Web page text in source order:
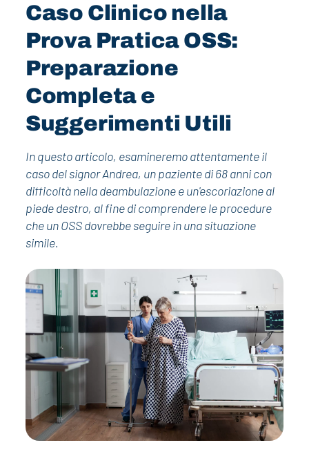
Caso Clinico nella
Prova Pratica OSS:
Preparazione
Completa e
Suggerimenti Utili
In questo articolo, esamineremo attentamente il
caso del signor Andrea, un paziente di 68 anni con
difficoltà nella deambulazione e un'escoriazione al
piede destro, al fine di comprendere le procedure
che un OSS dovrebbe seguire in una situazione
simile.